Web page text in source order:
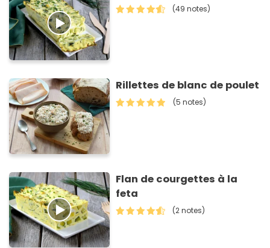
(49 notes)
Rillettes de blanc de poulet
(5 notes)
Flan de courgettes à la
feta
(2 notes)